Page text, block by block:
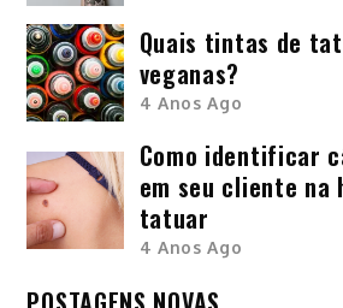
Quais tintas de
veganas?
4 Anos Ago
Como identificar
em seu cliente na
tatuar
4 Anos Ago